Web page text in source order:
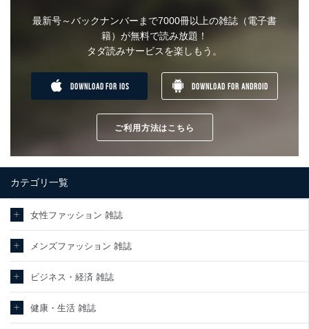
最新号～バックナンバーまで7000冊以上の雑誌（電子書
籍）が無料で読み放題！
タダ読みサービスを楽しもう。
DOWNLOAD FOR IOS DOWNLOAD FOR ANDROID
ご利用方法はこちら
カテゴリ一覧
女性ファッション 雑誌
メンズファッション 雑誌
ビジネス・経済 雑誌
健康・生活 雑誌